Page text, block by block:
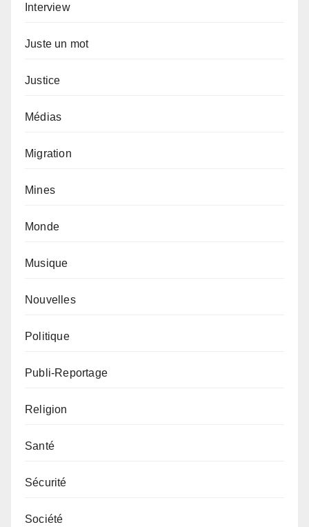
Interview
Juste un mot
Justice
Médias
Migration
Mines
Monde
Musique
Nouvelles
Politique
Publi-Reportage
Religion
Santé
Sécurité
Société